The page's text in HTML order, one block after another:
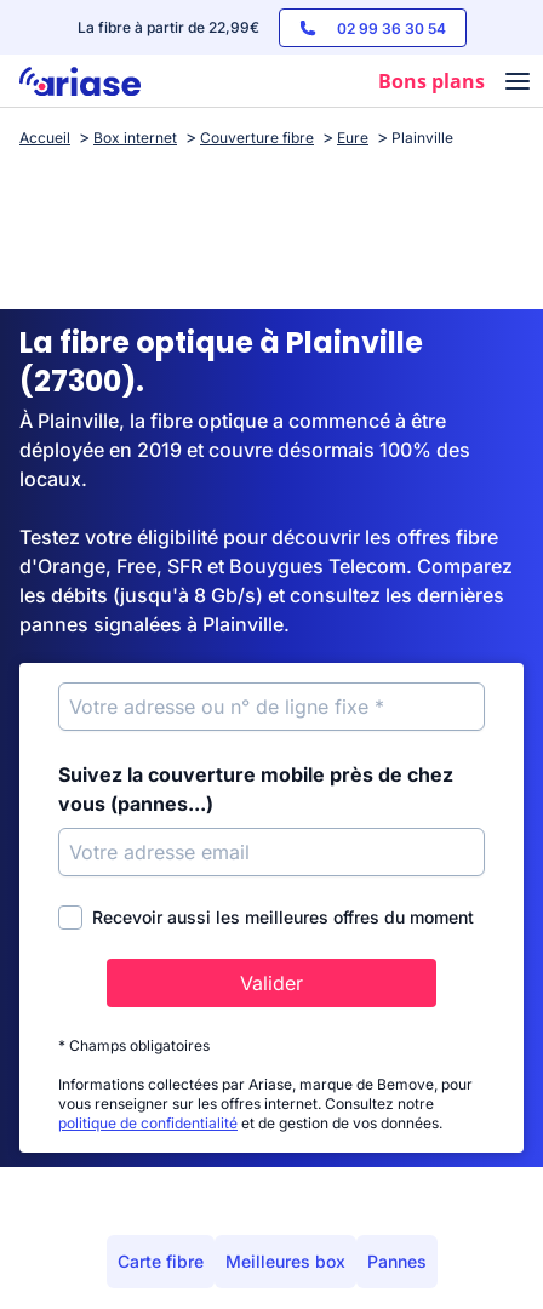
La fibre à partir de 22,99€ 02 99 36 30 54
Bons plans
Box internet
Streaming
Accueil Box internet Couverture fibre Eure Plainville
La fibre optique à Plainville
(27300).
À Plainville, la fibre optique a commencé à être
déployée en 2019 et couvre désormais 100% des
locaux.
Testez votre éligibilité pour découvrir les offres fibre
d'Orange, Free, SFR et Bouygues Telecom. Comparez
les débits (jusqu'à 8 Gb/s) et consultez les dernières
pannes signalées à Plainville.
Suivez la couverture mobile près de chez
vous (pannes...)
Recevoir aussi les meilleures offres du moment
Valider
* Champs obligatoires
Informations collectées par Ariase, marque de Bemove, pour
vous renseigner sur les offres internet. Consultez notre
politique de confidentialité et de gestion de vos données.
Carte fibre Meilleures box Pannes